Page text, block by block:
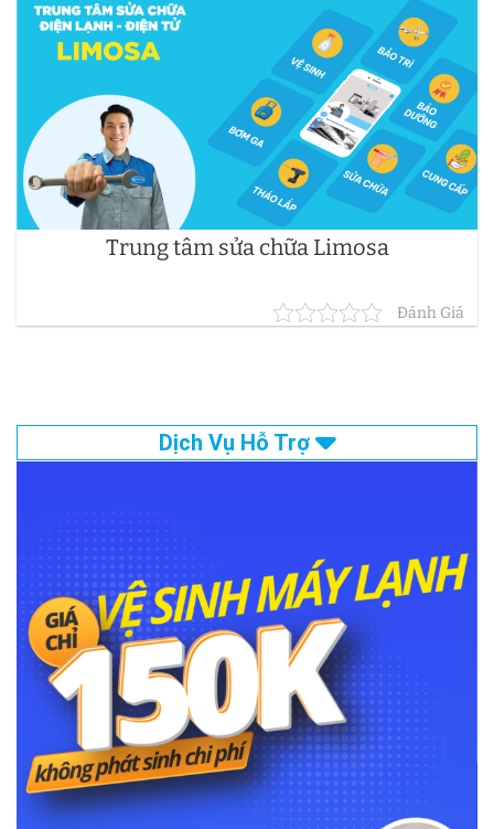
Trung tâm sửa chữa Limosa
Đánh Giá
Dịch Vụ Hỗ Trợ